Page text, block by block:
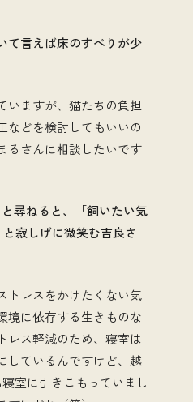
て言えば床のすべりが少
いますが、猫たちの負担
などを検討してもいいの
るさんに相談したいです
尋ねると、「飼いたい気
寂しげに微笑む吉良さ
トレスをかけたくない気
境に依存する生きものな
レス軽減のため、寝室は
しているんですけど、越
室に引きこもっていまし